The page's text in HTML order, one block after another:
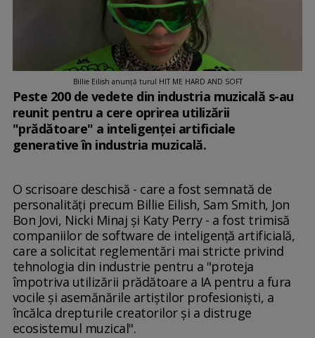
Billie Eilish anunță turul HIT ME HARD AND SOFT
Peste 200 de vedete din industria muzicală s-au
reunit pentru a cere oprirea utilizării
"prădătoare" a inteligenței artificiale
generative în industria muzicală.
O scrisoare deschisă - care a fost semnată de
personalități precum Billie Eilish, Sam Smith, Jon
Bon Jovi, Nicki Minaj și Katy Perry - a fost trimisă
companiilor de software de inteligență artificială,
care a solicitat reglementări mai stricte privind
tehnologia din industrie pentru a "proteja
împotriva utilizării prădătoare a IA pentru a fura
vocile și asemănările artiștilor profesioniști, a
încălca drepturile creatorilor și a distruge
ecosistemul muzical".